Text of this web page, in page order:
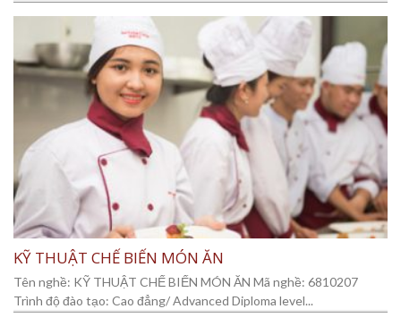
KỸ THUẬT CHẾ BIẾN MÓN ĂN
Tên nghề: KỸ THUẬT CHẾ BIẾN MÓN ĂN Mã nghề: 6810207
Trình độ đào tạo: Cao đẳng/ Advanced Diploma level...